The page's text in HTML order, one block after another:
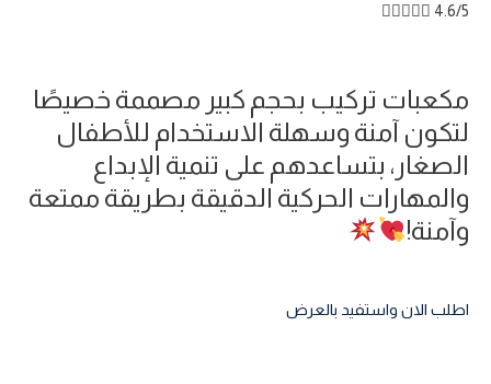
 4.6/5
مكعبات تركيب بحجم كبير مصممة خصيصًا
لتكون آمنة وسهلة الاستخدام للأطفال
الصغار، بتساعدهم على تنمية الإبداع
والمهارات الحركية الدقيقة بطريقة ممتعة
وآمنة!
اطلب الان واستفيد بالعرض